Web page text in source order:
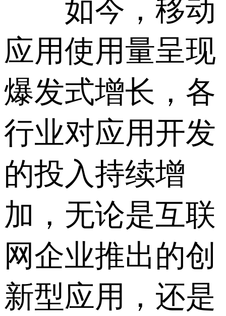
如今，移动
应用使用量呈现
爆发式增长，各
行业对应用开发
的投入持续增
加，无论是互联
网企业推出的创
新型应用，还是